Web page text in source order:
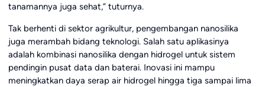
tanamannya juga sehat,” tuturnya.
Tak berhenti di sektor agrikultur, pengembangan nanosilika
juga merambah bidang teknologi. Salah satu aplikasinya
adalah kombinasi nanosilika dengan hidrogel untuk sistem
pendingin pusat data dan baterai. Inovasi ini mampu
meningkatkan daya serap air hidrogel hingga tiga sampai lima